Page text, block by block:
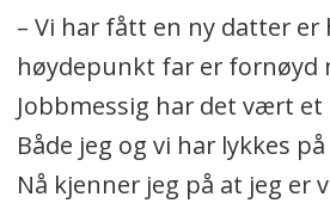
– Vi har fått en ny datter
høydepunkt far er fornøyd
Jobbmessig har det vært
Både jeg og vi har lykkes
Nå kjenner jeg på at jeg er